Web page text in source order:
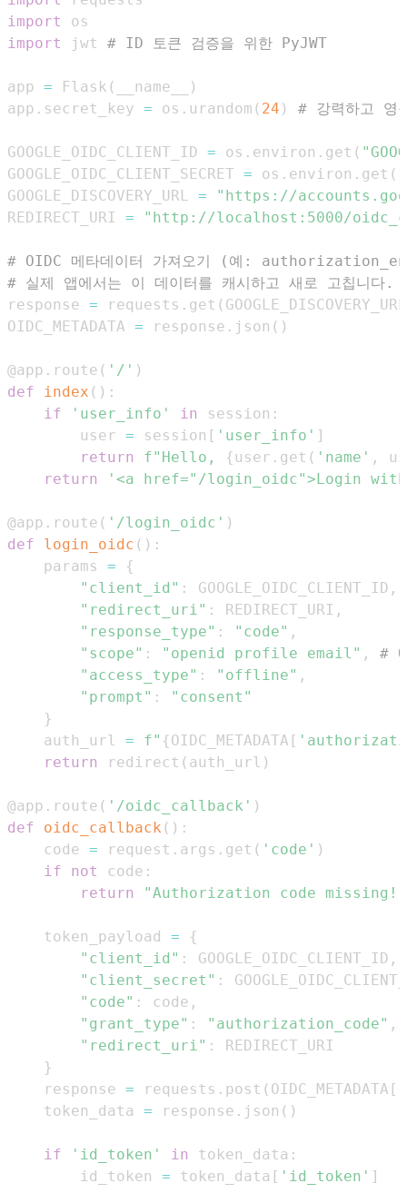
import
import
jwt # ID 토큰 검증을 위한 PyJWT
app = Flask ( __name__
)
app . secret_key = os . urandom ( 24 ) # 강력하고 영
GOOGLE_OIDC_CLIENT_ID = os . environ . get (
GOOGLE_OIDC_CLIENT_SECRET = os . environ . get (
GOOGLE_DISCOVERY_URL =
"https://
REDIRECT_URI = "http://localhost:5000/
# OIDC 메타데이터 가져오기 (예:
# 실제 앱에서는 이 데이터를 캐시하고 새로 고칩니다.
response = requests . get ( GOOGLE_DISCOVERY_URL
OIDC_METADATA = response . json ( )
@app . route ( '/' )
def
index ( ) :
if
'user_info' in session :
        user
= session [ 'user_info' ]
return
f"Hello, {user . get ( 'name' ,
return
'<a href="/login_oidc">Login with
@app . route ( '/login_oidc' )
def
login_oidc ( ) :
    params
=
{
"client_id" : GOOGLE_OIDC_CLIENT_ID ,
"redirect_uri" : REDIRECT_URI ,
"response_type" : "code" ,
"scope" : "openid profile email" ,
#
"access_type" : "offline" ,
"prompt" :
"consent"
}
    auth_url
= f" {OIDC_METADATA [
return
redirect ( auth_url )
@app . route ( '/oidc_callback' )
def
oidc_callback ( ) :
    code
= request . args . get ( 'code' )
if
not code :
return
"Authorization code missing!"
    token_payload
=
{
"client_id" : GOOGLE_OIDC_CLIENT_ID ,
"client_secret" :
"code" : code ,
"grant_type" : "authorization_code" ,
"redirect_uri" :
}
    response
= requests . post ( OIDC_METADATA [
    token_data
= response . json ( )
if 'id_token' in token_data :
        id_token
= token_data [ 'id_token' ]